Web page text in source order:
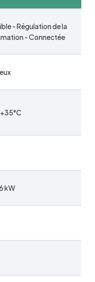
- Régulation de la
- Connectée
kW